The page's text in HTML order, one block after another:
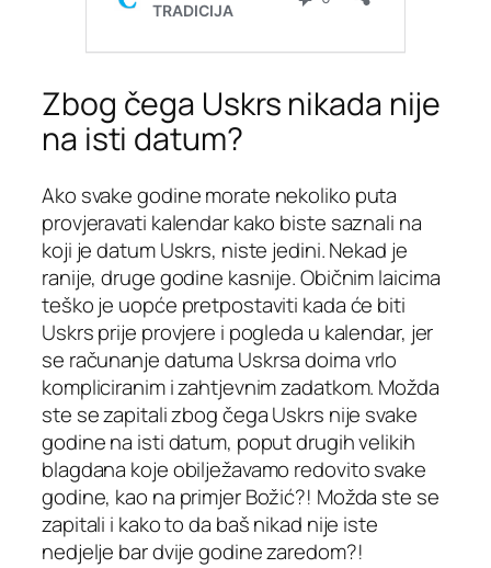
Zbog čega Uskrs nikada nije
na isti datum?
Ako svake godine morate nekoliko puta
provjeravati kalendar kako biste saznali na
koji je datum Uskrs, niste jedini. Nekad je
ranije, druge godine kasnije. Običnim laicima
teško je uopće pretpostaviti kada će biti
Uskrs prije provjere i pogleda u kalendar, jer
se računanje datuma Uskrsa doima vrlo
kompliciranim i zahtjevnim zadatkom. Možda
ste se zapitali zbog čega Uskrs nije svake
godine na isti datum, poput drugih velikih
blagdana koje obilježavamo redovito svake
godine, kao na primjer Božić?! Možda ste se
zapitali i kako to da baš nikad nije iste
nedjelje bar dvije godine zaredom?!